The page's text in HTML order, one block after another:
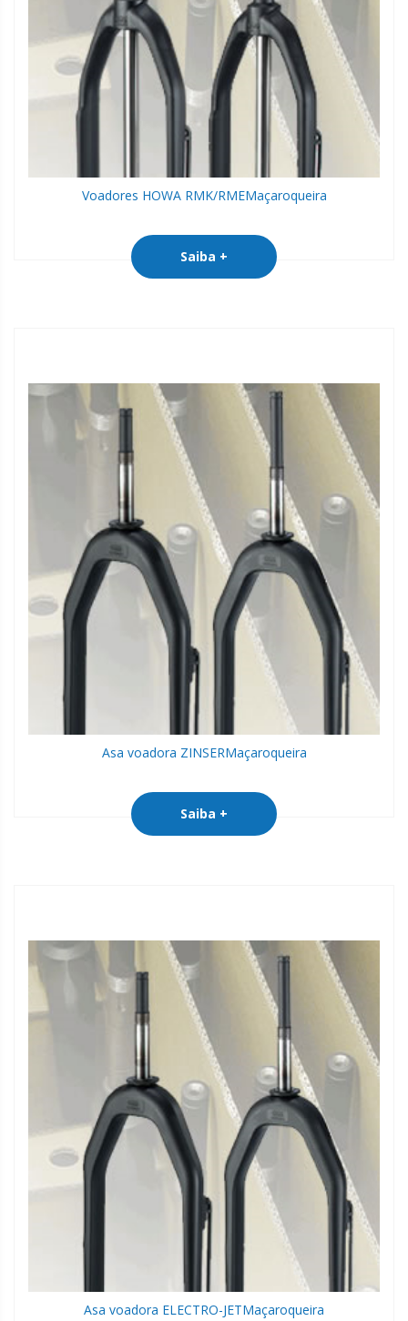
Voadores HOWA RMK/RMEMaçaroqueira
Saiba +
Asa voadora ZINSERMaçaroqueira
Saiba +
Asa voadora ELECTRO-JETMaçaroqueira